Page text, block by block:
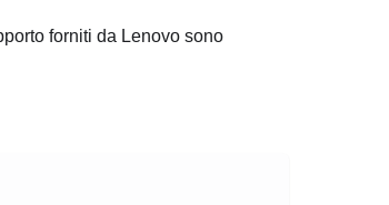
forniti da Lenovo sono